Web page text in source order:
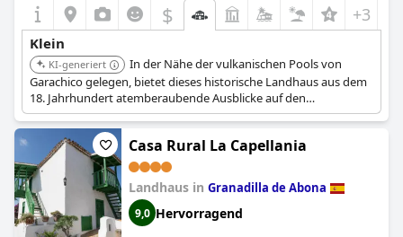
$ +3
Klein
KI-generiert
In der Nähe der vulkanischen Pools von
Garachico gelegen, bietet dieses historische Landhaus aus dem
18. Jahrhundert atemberaubende Ausblicke auf den
Atlantischen Ozean. Die Zimmer sind charmant mit hellen
Akzenten und hohen Decken eingerichtet. Das Hotel bietet ein
authentisches kanarisches Erlebnis.Casa Rural La Capellania
Landhaus in Granadilla de Abona
9,0 Hervorragend